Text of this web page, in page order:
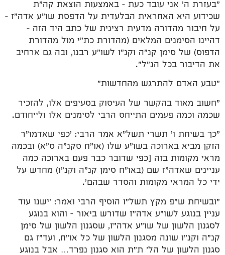
"בעזרת ה' אני עובד כעת – באמצעות הוצאת קה"ת
שכידוע היא האחראית הבלעדית על הדפסת שו"ע אדה"ז –
על חיבור מהדורה מדעית רצינית של כתב היד הזה –
דהיינו הסימנים המלאים (מהדורת כת"י מול מהדורת
הדפוס) של סימן קנ"ה וקנ"ו לשו"ע רבנו, ובה גם ארחיב
את הדיבור בכל הנ"ל".
"טבע האדם להתרגש מהחדשות"
"חשוב מאוד בהקשר של העיסוק בסעיפים אלו, להזכיר
שכמה וכמה פעמים התייחס הרבי לסימנים אלו ולייחודם.
"כך בשיחת ו' תשרי תשל"א אמר הרבי: 'כפי שאדמו"ר
הזקן מביא בארוכה בשו"ע שלו (או"ח סקנ"ה ס"א) ובכמה
מראי מקומות בזה [כפי שדובר כבר פעם בארוכה כמה
עניינים שאדה"ז שם (באו"ח סימן קנ"ה וקנ"ו) מחדש על
ידי כל המראי מקומות והסדר שבהם'.
"ובשיחת ש"פ מקץ תשל"ו הוסיף הרבי ואמר: 'ישנו עוד
עניין בנוגע לשו"ע אדה"ז שדורש ביאור – והוא בנוגע
לסגנון הלשון של שו"ע אדה"ז, שסגנון הלשון של סימן
קנ"ה וקנ"ו שונה מסגנון הלשון של כל או"ח, ועד"ז גם
סגנון הלשון של הל' ת"ת הוא סגנון נפרד… אבל בנוגע